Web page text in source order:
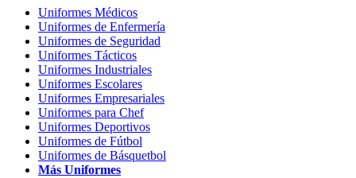
Uniformes Médicos
Uniformes de Enfermería
Uniformes de Seguridad
Uniformes Tácticos
Uniformes Industriales
Uniformes Escolares
Uniformes Empresariales
Uniformes para Chef
Uniformes Deportivos
Uniformes de Fútbol
Uniformes de Básquetbol
Más Uniformes